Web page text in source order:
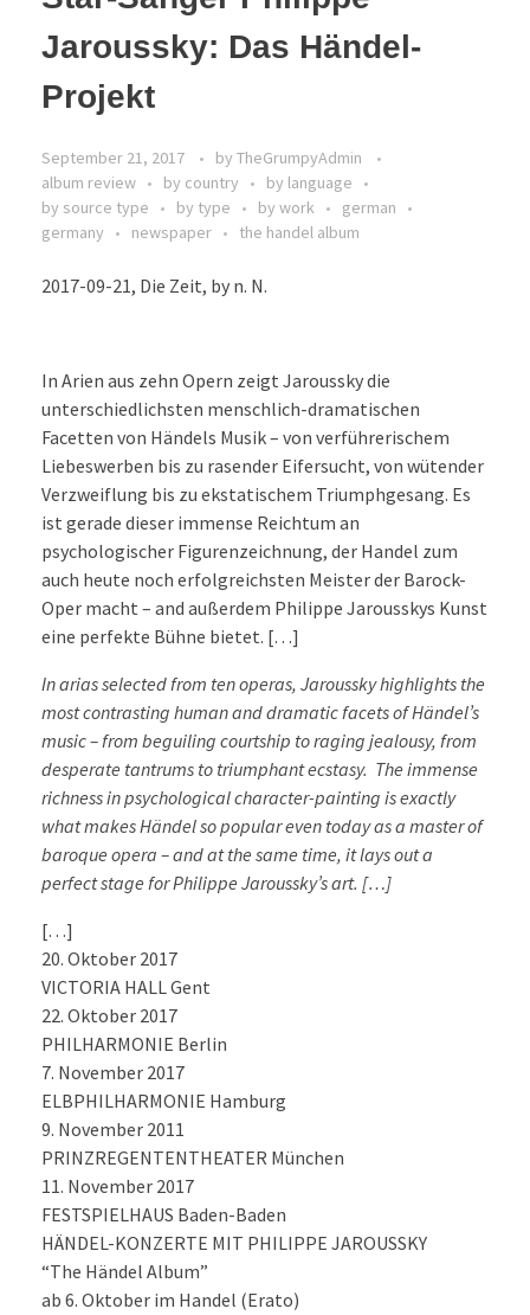
Jaroussky: Das Händel-
Projekt
September 21, 2017 by TheGrumpyAdmin
album review
by country
by language
by source type
by type by work
german
germany
newspaper the handel album
2017-09-21, Die Zeit, by n. N.
In Arien aus zehn Opern zeigt Jaroussky die
unterschiedlichsten menschlich-dramatischen
Facetten von Händels Musik – von verführerischem
Liebeswerben bis zu rasender Eifersucht, von wütender
Verzweiflung bis zu ekstatischem Triumphgesang. Es
ist gerade dieser immense Reichtum an
psychologischer Figurenzeichnung, der Handel zum
auch heute noch erfolgreichsten Meister der Barock-
Oper macht – and außerdem Philippe Jarousskys Kunst
eine perfekte Bühne bietet. […]
In arias selected from ten operas, Jaroussky highlights the
most contrasting human and dramatic facets of Händel’s
music – from beguiling courtship to raging jealousy, from
desperate tantrums to triumphant ecstasy. The immense
richness in psychological character-painting is exactly
what makes Händel so popular even today as a master of
baroque opera – and at the same time, it lays out a
perfect stage for Philippe Jaroussky’s art. […]
[…]
20. Oktober 2017
VICTORIA HALL Gent
22. Oktober 2017
PHILHARMONIE Berlin
7. November 2017
ELBPHILHARMONIE Hamburg
9. November 2011
PRINZREGENTENTHEATER München
11. November 2017
FESTSPIELHAUS Baden-Baden
HÄNDEL-KONZERTE MIT PHILIPPE JAROUSSKY
“The Händel Album”
ab 6. Oktober im Handel (Erato)